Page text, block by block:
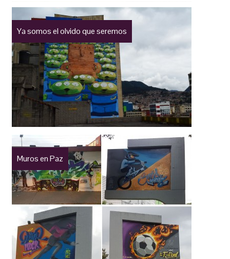
Ya somos el olvido que seremos
Muros en Paz